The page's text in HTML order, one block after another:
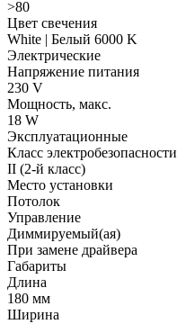
>80
Цвет свечения
White | Белый 6000 K
Электрические
Напряжение питания
230 V
Мощность, макс.
18 W
Эксплуатационные
Класс электробезопасности
II (2-й класс)
Место установки
Потолок
Управление
Диммируемый(ая)
При замене драйвера
Габариты
Длина
180 мм
Ширина